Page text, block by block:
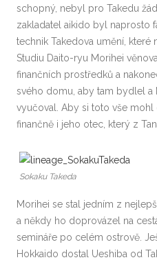
schopný, nebyl pro Takedu
zakladatel aikido byl naprosto
technik Takedova umění, které
Studiu Daito-ryu Morihei
finančních prostředků a
svého domu, aby tam bydlel a
vyučoval. Aby si toto vše
finančně i jeho otec, který z
Sokaku Takeda
Morihei se stal jedním z
a někdy ho doprovázel na
semináře po celém ostrově.
Hokkaido dostal Ueshiba od